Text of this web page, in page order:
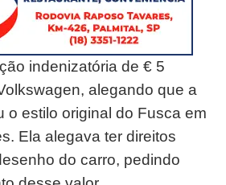
indenizatória de € 5
alegando que a
o estilo original do Fusca em
Ela alegava ter direitos
do carro, pedindo